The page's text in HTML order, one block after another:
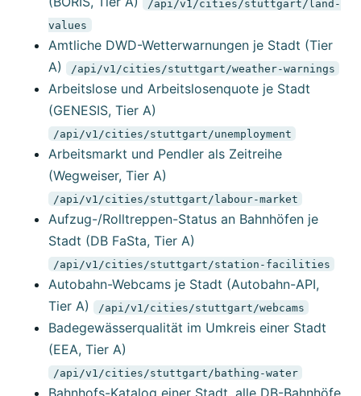
/api/v1/cities/stuttgart/land-
values
Amtliche DWD-Wetterwarnungen je Stadt (Tier
A)
/api/v1/cities/stuttgart/weather-warnings
Arbeitslose und Arbeitslosenquote je Stadt
(GENESIS, Tier A)
/api/v1/cities/stuttgart/unemployment
Arbeitsmarkt und Pendler als Zeitreihe
(Wegweiser, Tier A)
/api/v1/cities/stuttgart/labour-market
Aufzug-/Rolltreppen-Status an Bahnhöfen je
Stadt (DB FaSta, Tier A)
/api/v1/cities/stuttgart/station-facilities
Autobahn-Webcams je Stadt (Autobahn-API,
Tier A)
/api/v1/cities/stuttgart/webcams
Badegewässerqualität im Umkreis einer Stadt
(EEA, Tier A)
/api/v1/cities/stuttgart/bathing-water